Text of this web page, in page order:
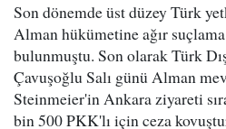
Son dönemde üst düzey Türk
Alman hükümetine ağır
bulunmuştu. Son olarak Türk
Çavuşoğlu Salı günü Alman
Steinmeier'in Ankara ziyareti
bin 500 PKK'lı için ceza